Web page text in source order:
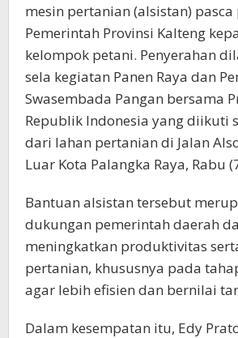
mesin pertanian (alsistan)
Pemerintah Provinsi Kalteng
kelompok petani. Penyerahan
sela kegiatan Panen Raya dan
Swasembada Pangan bersama
Republik Indonesia yang diikuti
dari lahan pertanian di Jalan
Luar Kota Palangka Raya, Rabu
Bantuan alsistan tersebut
dukungan pemerintah daerah
meningkatkan produktivitas
pertanian, khususnya pada
agar lebih efisien dan bernilai
Dalam kesempatan itu, Edy